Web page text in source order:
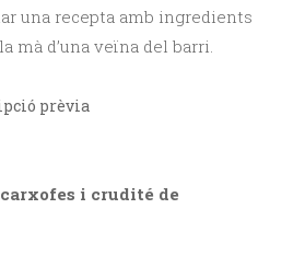
una recepta amb ingredients
mà d’una veïna del barri.
prèvia
i crudité de